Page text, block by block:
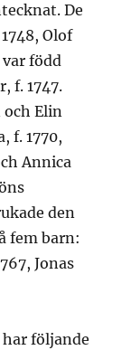
De
Olof
var född
f. 1747.
och Elin
f. 1770,
Annica
den
fem barn:
Jonas
följande